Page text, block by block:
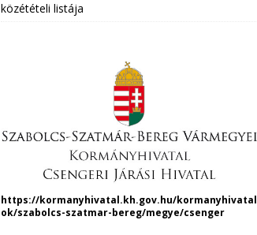
közétételi listája
https://kormanyhivatal.kh.gov.hu/kormanyhivatal
ok/szabolcs-szatmar-bereg/megye/csenger